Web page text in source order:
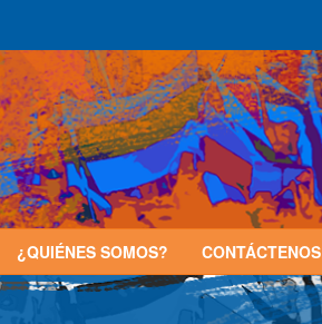
¿QUIÉNES SOMOS? CONTÁCTENOS